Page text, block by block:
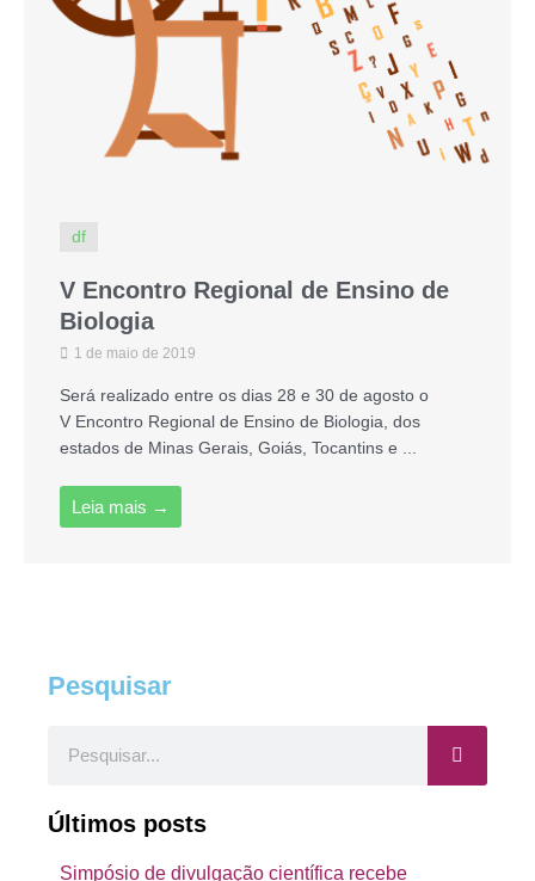
df
V Encontro Regional de Ensino de
Biologia
1 de maio de 2019
Será realizado entre os dias 28 e 30 de agosto o
V Encontro Regional de Ensino de Biologia, dos
estados de Minas Gerais, Goiás, Tocantins e ...
Leia mais →
Pesquisar
Últimos posts
Simpósio de divulgação científica recebe